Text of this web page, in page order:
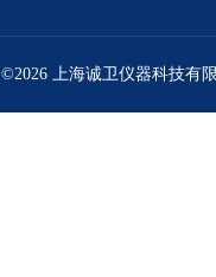
©2026 上海诚卫仪器科技有